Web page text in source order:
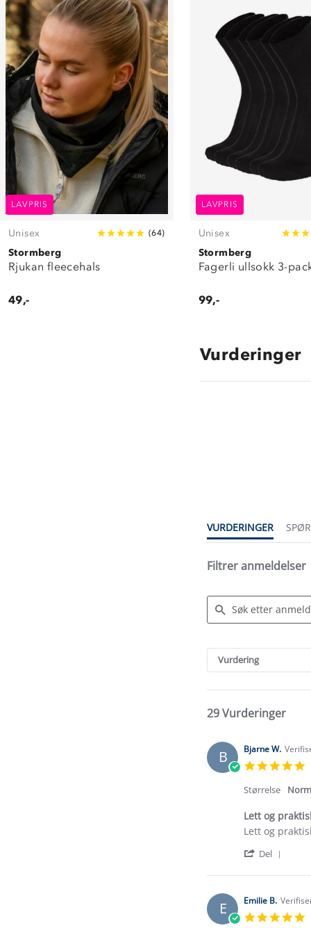
LAVPRIS
Unisex (64)
Stormberg
Rjukan fleecehals
49,-
LAVPRIS
Unisex
Stormberg
Fagerli ullsokk 3-
99,-
Vurderinger
VURDERINGER
Filtrer anmeldelser
Reviews
Vurdering
29 Vurderinger
B Bjarne W.
Størrelse
Lett og
Review
Bjarne
on
Jul
2026
review
Lett
praktisk
Lett og
Del
W.
on
E Emilie B.